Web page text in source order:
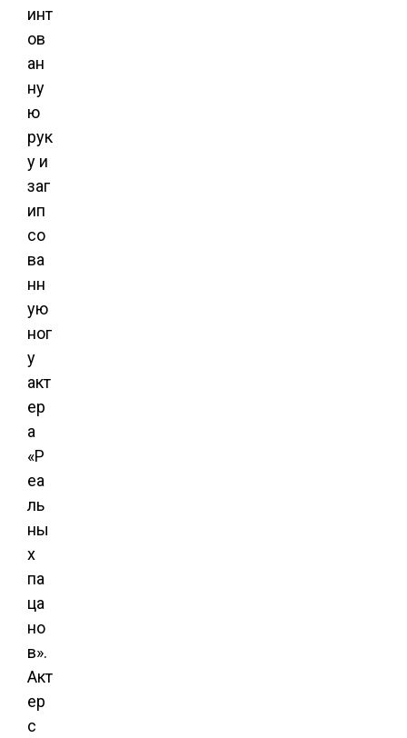
инт
ов
ан
ну
ю
рук
у и
заг
ип
со
ва
нн
ую
ног
у
акт
ер
а
«Р
еа
ль
ны
х
па
ца
но
в».
Акт
ер
с